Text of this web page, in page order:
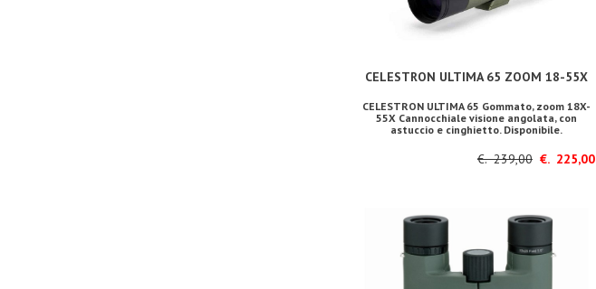
CELESTRON ULTIMA 65 ZOOM 18-55X
CELESTRON ULTIMA 65 Gommato, zoom 18X-
55X Cannocchiale visione angolata, con
astuccio e cinghietto. Disponibile.
€. 239,00€. 225,00